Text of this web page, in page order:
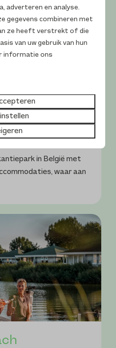
in België met
waar aan
adverteren en analyse.
gegevens combineren met
ze heeft verstrekt of die
van uw gebruik van hun
informatie ons